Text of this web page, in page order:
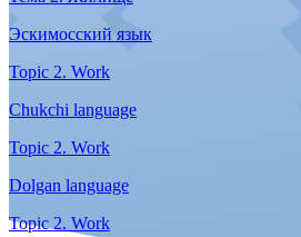
Ительменский язык
Тема 1. Знакомство
Эскимосский язык
Topic 1. Getting acquainted
Chukchi language
Topic 1. Getting acquainted